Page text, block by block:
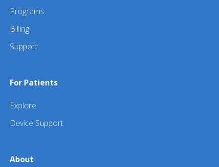
Programs
Billing
Support
For Patients
Explore
Device Support
About